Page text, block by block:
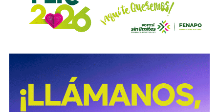
Mundial de España comenzó al día siguiente. No hubo
pausa. No hubo luto colectivo.Hubo futbol
después de la invasión jugó la semifinal de la Copa FA
contra el Leicester City: la afición rival lo abucheó en cada
toque del balón.
En las Falkland,su primo José Ardiles se